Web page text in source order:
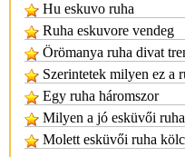
Hu eskuvo ruha
Ruha eskuvore vendeg
Örömanya ruha divat
Szerintetek milyen ez a
Egy ruha háromszor
Milyen a jó esküvői ruha
Molett esküvői ruha